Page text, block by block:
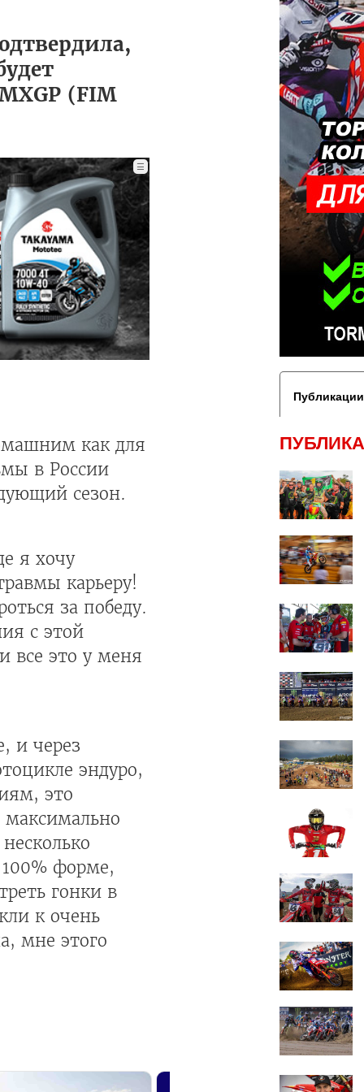
(FIM
☰
как для
в России
сезон.
я хочу
карьеру!
за победу.
с этой
все это у меня
и через
эндуро,
это
100% форме,
гонки в
к очень
мне этого